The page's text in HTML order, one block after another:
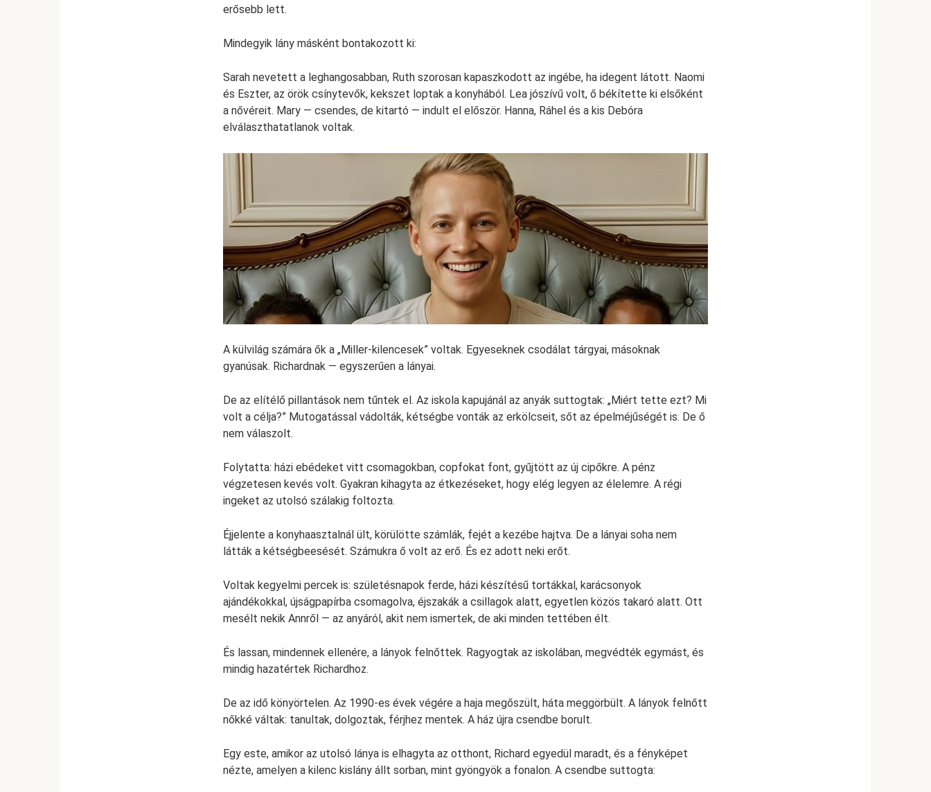
erősebb lett.
Mindegyik lány másként bontakozott ki:
Sarah nevetett a leghangosabban, Ruth szorosan kapaszkodott az ingébe, ha idegent látott. Naomi
és Eszter, az örök csínytevők, kekszet loptak a konyhából. Lea jószívű volt, ő békítette ki elsőként
a nővéreit. Mary — csendes, de kitartó — indult el először. Hanna, Ráhel és a kis Debóra
elválaszthatatlanok voltak.
A külvilág számára ők a „Miller-kilencesek” voltak. Egyeseknek csodálat tárgyai, másoknak
gyanúsak. Richardnak — egyszerűen a lányai.
De az elítélő pillantások nem tűntek el. Az iskola kapujánál az anyák suttogtak: „Miért tette ezt? Mi
volt a célja?” Mutogatással vádolták, kétségbe vonták az erkölcseit, sőt az épelméjűségét is. De ő
nem válaszolt.
Folytatta: házi ebédeket vitt csomagokban, copfokat font, gyűjtött az új cipőkre. A pénz
végzetesen kevés volt. Gyakran kihagyta az étkezéseket, hogy elég legyen az élelemre. A régi
ingeket az utolsó szálakig foltozta.
Éjjelente a konyhaasztalnál ült, körülötte számlák, fejét a kezébe hajtva. De a lányai soha nem
látták a kétségbeesését. Számukra ő volt az erő. És ez adott neki erőt.
Voltak kegyelmi percek is: születésnapok ferde, házi készítésű tortákkal, karácsonyok
ajándékokkal, újságpapírba csomagolva, éjszakák a csillagok alatt, egyetlen közös takaró alatt. Ott
mesélt nekik Annről — az anyáról, akit nem ismertek, de aki minden tettében élt.
És lassan, mindennek ellenére, a lányok felnőttek. Ragyogtak az iskolában, megvédték egymást, és
mindig hazatértek Richardhoz.
De az idő könyörtelen. Az 1990-es évek végére a haja megőszült, háta meggörbült. A lányok felnőtt
nőkké váltak: tanultak, dolgoztak, férjhez mentek. A ház újra csendbe borult.
Egy este, amikor az utolsó lánya is elhagyta az otthont, Richard egyedül maradt, és a fényképet
nézte, amelyen a kilenc kislány állt sorban, mint gyöngyök a fonalon. A csendbe suttogta: